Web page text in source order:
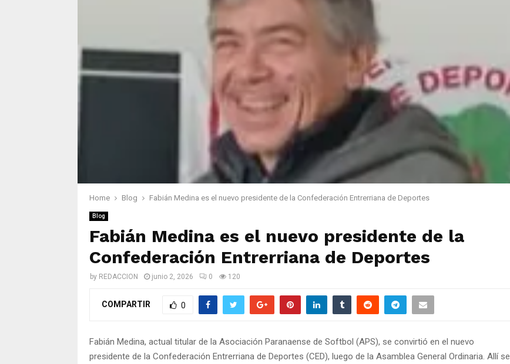
Home Blog Fabián Medina es el nuevo presidente de la Confederación Entrerriana de Deportes
Blog
Fabián Medina es el nuevo presidente de la
Confederación Entrerriana de Deportes
by REDACCION junio 2, 2026 0 120
COMPARTIR 0
Fabián Medina, actual titular de la Asociación Paranaense de Softbol (APS), se convirtió en el nuevo
presidente de la Confederación Entrerriana de Deportes (CED), luego de la Asamblea General Ordinaria. Allí se